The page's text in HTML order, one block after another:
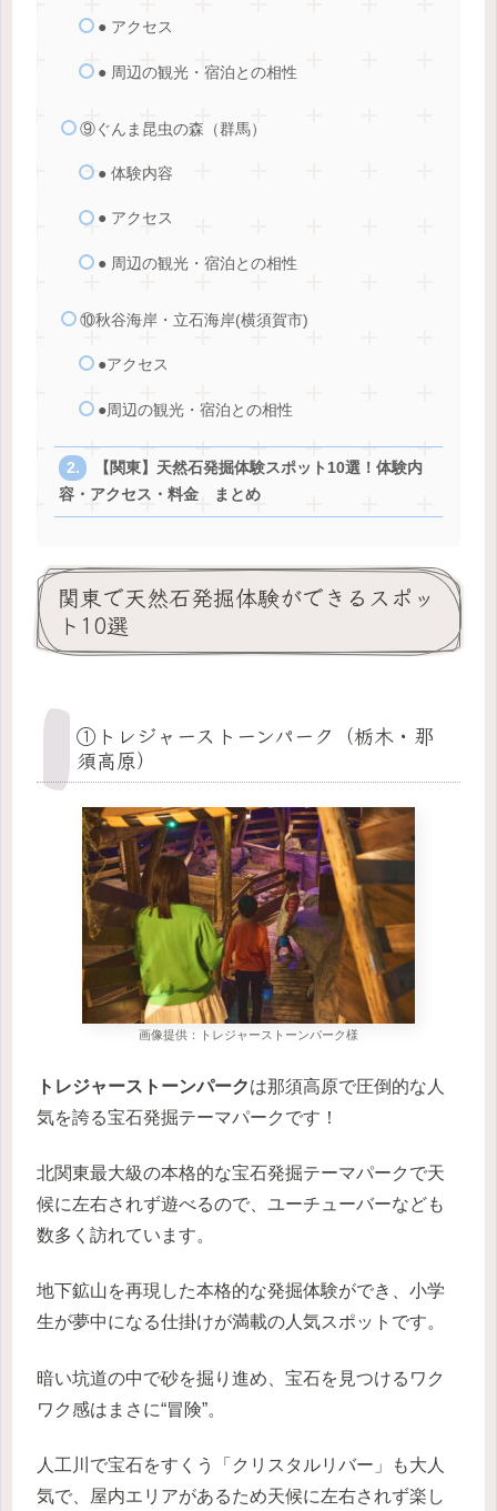
● アクセス
● 周辺の観光・宿泊との相性
⑨ぐんま昆虫の森（群馬）
● 体験内容
● アクセス
● 周辺の観光・宿泊との相性
⑩秋谷海岸・立石海岸(横須賀市)
●アクセス
●周辺の観光・宿泊との相性
【関東】天然石発掘体験スポット10選！体験内
容・アクセス・料金 まとめ
関東で天然石発掘体験ができるスポッ
ト10選
①トレジャーストーンパーク（栃木・那
須高原）
画像提供：トレジャーストーンパーク様
トレジャーストーンパークは那須高原で圧倒的な人
気を誇る宝石発掘テーマパークです！
北関東最大級の本格的な宝石発掘テーマパークで天
候に左右されず遊べるので、ユーチューバーなども
数多く訪れています。
地下鉱山を再現した本格的な発掘体験ができ、小学
生が夢中になる仕掛けが満載の人気スポットです。
暗い坑道の中で砂を掘り進め、宝石を見つけるワク
ワク感はまさに“冒険”。
人工川で宝石をすくう「クリスタルリバー」も大人
気で、屋内エリアがあるため天候に左右されず楽し